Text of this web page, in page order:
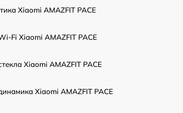
Xiaomi AMAZFIT PACE
Fi Xiaomi AMAZFIT PACE
Xiaomi AMAZFIT PACE
Xiaomi AMAZFIT PACE